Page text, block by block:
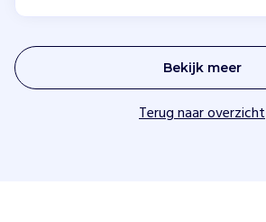
Bekijk meer
Terug naar overzicht